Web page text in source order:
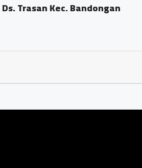
Trasan Kec. Bandongan